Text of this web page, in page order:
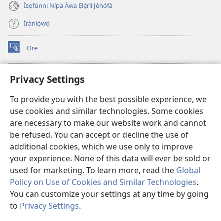
Privacy Settings
To provide you with the best possible experience, we
use cookies and similar technologies. Some cookies
are necessary to make our website work and cannot
be refused. You can accept or decline the use of
additional cookies, which we use only to improve
your experience. None of this data will ever be sold or
used for marketing. To learn more, read the Global
Policy on Use of Cookies and Similar Technologies.
You can customize your settings at any time by going
to Privacy Settings.
Ìsọfúnni Nípa Àwa Ẹlẹ́rìí Jèhófà
Ìrànlọ́wọ́
Ọrẹ
(opens
new
ÀKÁ ÌWÉ ORÍ ÍŃTÁNẸ́Ẹ̀TÌ TI Watchtower™
(opens
window)JW Hub
(opens
new
window)JW Library
Watchtower Library ®
Copyright© 2026 Watch Tower Bible and Tract Society of Pennsylvania.
ÀDÉHÙN LÍLO ÌKÀNNÌ